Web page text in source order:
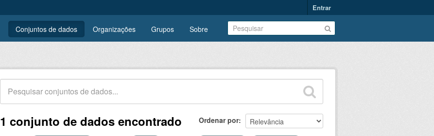
Entrar
Conjuntos de dados Organizações Grupos Sobre
Ordenar por
1 conjunto de dados encontrado